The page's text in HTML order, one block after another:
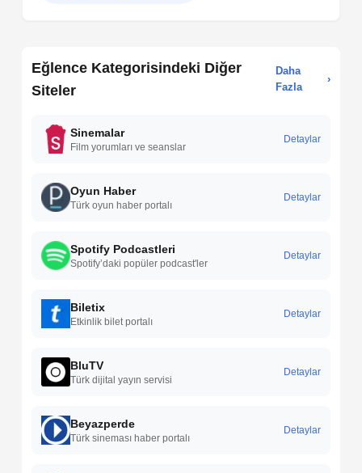
Eğlence Kategorisindeki Diğer
Siteler
Daha
Fazla
›
Sinemalar
Film yorumları ve seanslar
Detaylar
Oyun Haber
Türk oyun haber portalı
Detaylar
Spotify Podcastleri
Spotify’daki popüler podcast'ler
Detaylar
Biletix
Etkinlik bilet portalı
Detaylar
BluTV
Türk dijital yayın servisi
Detaylar
Beyazperde
Türk sineması haber portalı
Detaylar